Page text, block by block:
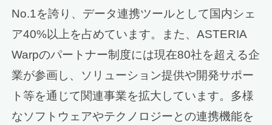
No.1を誇り、データ連携ツールとして国内シェ
ア40%以上を占めています。また、ASTERIA
Warpのパートナー制度には現在80社を超える企
業が参画し、ソリューション提供や開発サポー
ト等を通じて関連事業を拡大しています。多様
なソフトウェアやテクノロジーとの連携機能を